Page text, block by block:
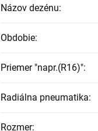
Názov dezénu:
Obdobie:
Priemer "napr.(R16)":
Radiálna pneumatika:
Rozmer: